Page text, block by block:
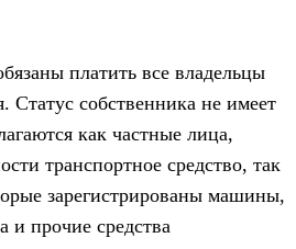
платить все владельцы
Статус собственника не имеет
как частные лица,
транспортное средство, так
зарегистрированы машины,
и прочие средства